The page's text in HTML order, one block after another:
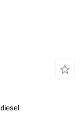
diesel